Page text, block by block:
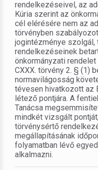
rendelkezéseivel, az
Kúria szerint az
cél elérésére nem az
törvényben
jogintézménye
rendelkezéseinek
önkormányzati
CXXX. törvény 2. § (1)
normavilágosság
tévesen hivatkozott az
létező pontjára. A
Tanácsa
mindkét vizsgált
törvénysértő
megállapításának
folyamatban lévő
alkalmazni.